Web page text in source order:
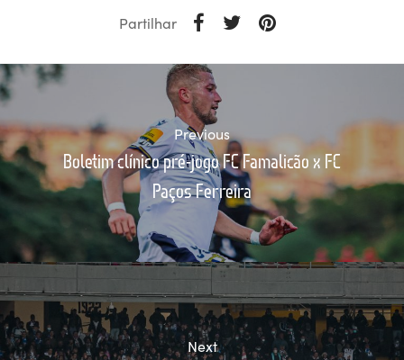
Partilhar
Previous
Boletim clínico pré-jogo FC Famalicão x FC
Paços Ferreira
Next